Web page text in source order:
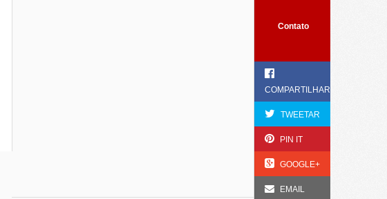
Contato
COMPARTILHAR
TWEETAR
PIN IT
GOOGLE+
EMAIL